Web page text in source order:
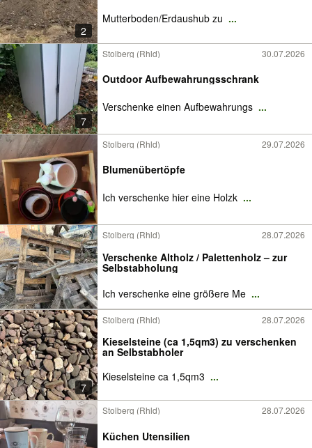
2
Mutterboden/Erdaushub zu ...
7
Stolberg (Rhld) 30.07.2026
Outdoor Aufbewahrungsschrank
Verschenke einen Aufbewahrungs ...
Stolberg (Rhld) 29.07.2026
Blumenübertöpfe
Ich verschenke hier eine Holzk ...
Stolberg (Rhld) 28.07.2026
Verschenke Altholz / Palettenholz – zur
Selbstabholung
Ich verschenke eine größere Me ...
7
Stolberg (Rhld) 28.07.2026
Kieselsteine (ca 1,5qm3) zu verschenken
an Selbstabholer
Kieselsteine ca 1,5qm3 ...
Stolberg (Rhld) 28.07.2026
Küchen Utensilien